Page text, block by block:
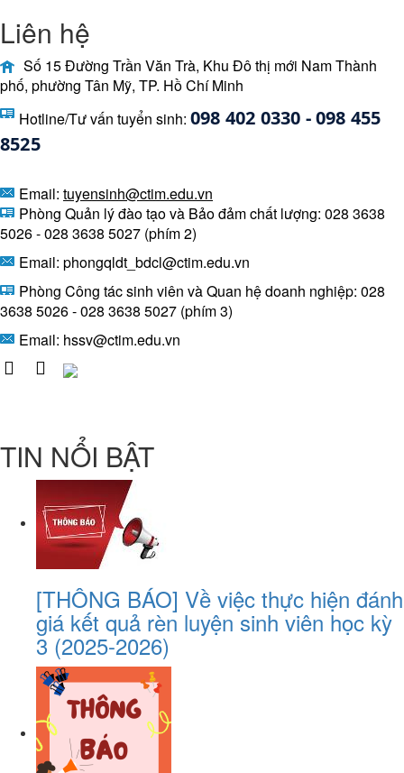
Liên hệ
Số 15 Đường Trần Văn Trà, Khu Đô thị mới Nam Thành
phố, phường Tân Mỹ, TP. Hồ Chí Minh
Hotline/Tư vấn tuyển sinh: 098 402 0330 - 098 455
8525
Email: tuyensinh@ctim.edu.vn
Phòng Quản lý đào tạo và Bảo đảm chất lượng: 028 3638
5026 - 028 3638 5027 (phím 2)
Email: phongqldt_bdcl@ctim.edu.vn
Phòng Công tác sinh viên và Quan hệ doanh nghiệp: 028
3638 5026 - 028 3638 5027 (phím 3)
Email: hssv@ctim.edu.vn
TIN NỔI BẬT
[THÔNG BÁO] Về việc thực hiện đánh
giá kết quả rèn luyện sinh viên học kỳ
3 (2025-2026)